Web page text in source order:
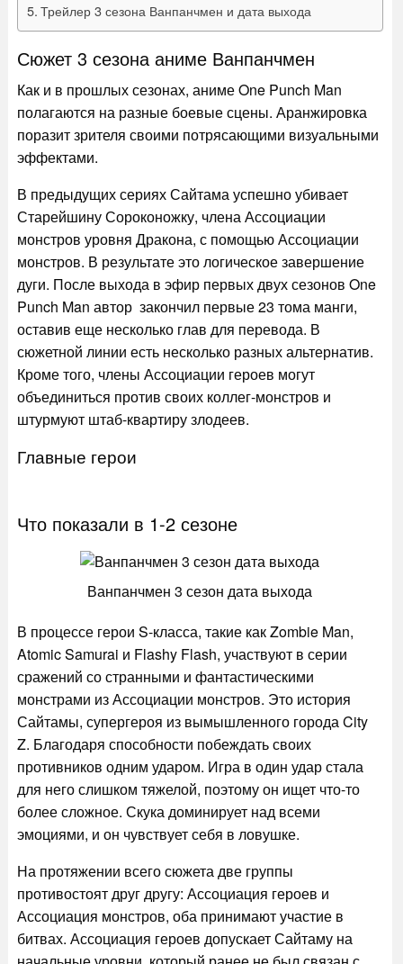
Трейлер 3 сезона Ванпанчмен и дата выхода
Сюжет 3 сезона аниме Ванпанчмен
Как и в прошлых сезонах, аниме One Punch Man
полагаются на разные боевые сцены. Аранжировка
поразит зрителя своими потрясающими визуальными
эффектами.
В предыдущих сериях Сайтама успешно убивает
Старейшину Сороконожку, члена Ассоциации
монстров уровня Дракона, с помощью Ассоциации
монстров. В результате это логическое завершение
дуги. После выхода в эфир первых двух сезонов One
Punch Man автор закончил первые 23 тома манги,
оставив еще несколько глав для перевода. В
сюжетной линии есть несколько разных альтернатив.
Кроме того, члены Ассоциации героев могут
объединиться против своих коллег-монстров и
штурмуют штаб-квартиру злодеев.
Главные герои
Что показали в 1-2 сезоне
Ванпанчмен 3 сезон дата выхода
В процессе герои S-класса, такие как Zombie Man,
Atomic Samurai и Flashy Flash, участвуют в серии
сражений со странными и фантастическими
монстрами из Ассоциации монстров. Это история
Сайтамы, супергероя из вымышленного города City
Z. Благодаря способности побеждать своих
противников одним ударом. Игра в один удар стала
для него слишком тяжелой, поэтому он ищет что-то
более сложное. Скука доминирует над всеми
эмоциями, и он чувствует себя в ловушке.
На протяжении всего сюжета две группы
противостоят друг другу: Ассоциация героев и
Ассоциация монстров, оба принимают участие в
битвах. Ассоциация героев допускает Сайтаму на